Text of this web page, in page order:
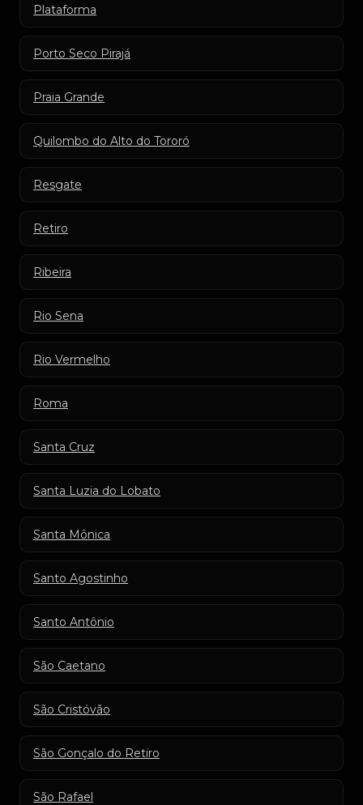
Plataforma
Porto Seco Pirajá
Praia Grande
Quilombo do Alto do Tororó
Resgate
Retiro
Ribeira
Rio Sena
Rio Vermelho
Roma
Santa Cruz
Santa Luzia do Lobato
Santa Mônica
Santo Agostinho
Santo Antônio
São Caetano
São Cristóvão
São Gonçalo do Retiro
São Rafael